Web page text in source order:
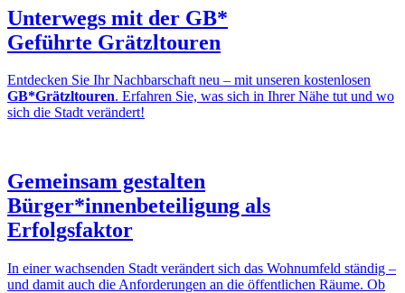
Unterwegs mit der GB*
Geführte Grätzltouren
Entdecken Sie Ihr Nachbarschaft neu – mit unseren kostenlosen
GB*Grätzltouren. Erfahren Sie, was sich in Ihrer Nähe tut und wo
sich die Stadt verändert!
Gemeinsam gestalten
Bürger*innenbeteiligung als
Erfolgsfaktor
In einer wachsenden Stadt verändert sich das Wohnumfeld ständig –
und damit auch die Anforderungen an die öffentlichen Räume. Ob